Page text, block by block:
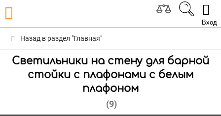
Вход
Назад в раздел "Главная"
Светильники на стену для барной
стойки с плафонами с белым
плафоном
(9)